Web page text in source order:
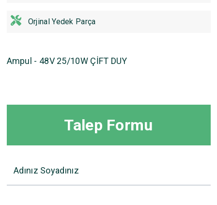
Orjinal Yedek Parça
Ampul - 48V 25/10W ÇİFT DUY
Talep Formu
Adınız Soyadınız